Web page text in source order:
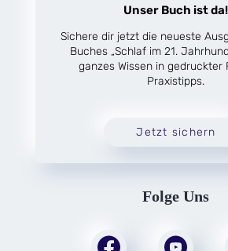
Unser Buch ist da!
Sichere dir jetzt die neueste
Buches „Schlaf im 21.
ganzes Wissen in gedruckter
Praxistipps.
Jetzt sichern
Folge Uns